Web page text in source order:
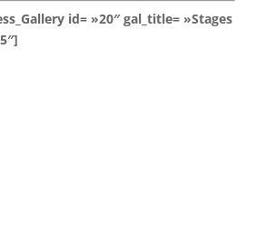
id= »20″ gal_title= »Stages